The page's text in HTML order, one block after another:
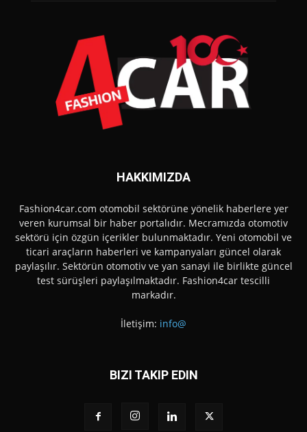
HAKKIMIZDA
Fashion4car.com otomobil sektörüne yönelik haberlere yer
veren kurumsal bir haber portalıdır. Mecramızda otomotiv
sektörü için özgün içerikler bulunmaktadır. Yeni otomobil ve
ticari araçların haberleri ve kampanyaları güncel olarak
paylaşılır. Sektörün otomotiv ve yan sanayi ile birlikte güncel
test sürüşleri paylaşılmaktadır. Fashion4car tescilli
markadır.
İletişim: info@
BIZI TAKIP EDIN